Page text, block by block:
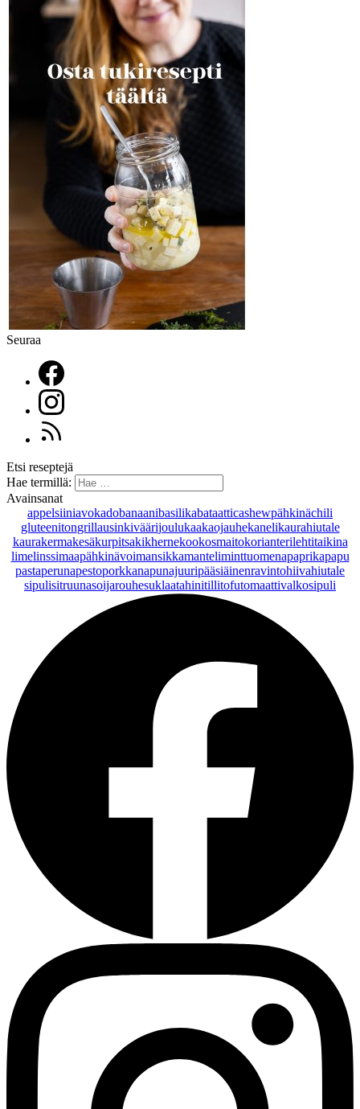
Seuraa
Etsi reseptejä
Hae termillä:
Avainsanat
appelsiiniavokadobanaanibasilikabataatticashewpähkinächili
gluteenitongrillausinkiväärijoulukaakaojauhekanelikaurahiutale
kaurakermakesäkurpitsakikhernekookosmaitokorianterilehtitaikina
limelinssimaapähkinävoimansikkamanteliminttuomenapaprikapapu
pastaperunapestoporkkanapunajuuripääsiäinenravintohiivahiutale
sipulisitruunasoijarouhesuklaatahinitillitofutomaattivalkosipuli